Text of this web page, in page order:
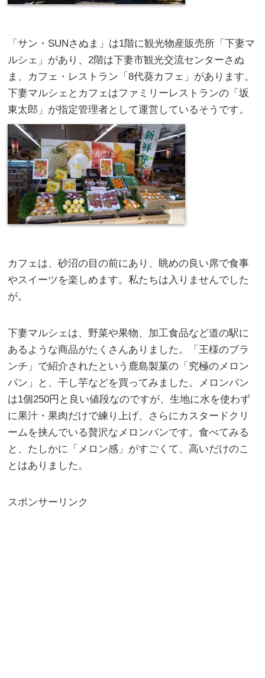
「サン・SUNさぬま」は1階に観光物産販売所「下妻マ
ルシェ」があり、2階は下妻市観光交流センターさぬ
ま、カフェ・レストラン「8代葵カフェ」があります。
下妻マルシェとカフェはファミリーレストランの「坂
東太郎」が指定管理者として運営しているそうです。
カフェは、砂沼の目の前にあり、眺めの良い席で食事
やスイーツを楽しめます。私たちは入りませんでした
が。
下妻マルシェは、野菜や果物、加工食品など道の駅に
あるような商品がたくさんありました。「王様のブラ
ンチ」で紹介されたという鹿島製菓の「究極のメロン
パン」と、干し芋などを買ってみました。メロンパン
は1個250円と良い値段なのですが、生地に水を使わず
に果汁・果肉だけで練り上げ、さらにカスタードクリ
ームを挟んでいる贅沢なメロンパンです。食べてみる
と、たしかに「メロン感」がすごくて、高いだけのこ
とはありました。
スポンサーリンク